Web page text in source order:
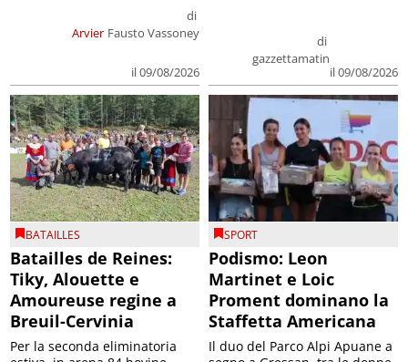
Arvier
di
Fausto Vassoney
il 09/08/2026
di
gazzettamatin
il 09/08/2026
BATAILLES
Batailles de Reines:
Tiky, Alouette e
Amoureuse regine a
Breuil-Cervinia
Per la seconda eliminatoria
SPORT
Podismo: Leon
Martinet e Loic
Proment dominano la
Staffetta Americana
Il duo del Parco Alpi Apuane a